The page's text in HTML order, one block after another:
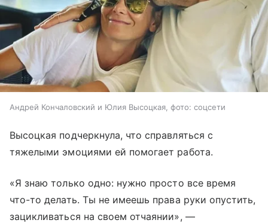
Андрей Кончаловский и Юлия Высоцкая, фото: соцсети
Высоцкая подчеркнула, что справляться с
тяжелыми эмоциями ей помогает работа.
«Я знаю только одно: нужно просто все время
что-то делать. Ты не имеешь права руки опустить,
зацикливаться на своем отчаянии», —